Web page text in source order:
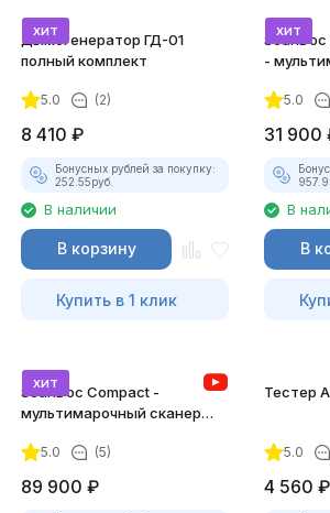
хит
Дымогенератор ГД-01
полный комплект
5.0 (2)
8 410 ₽
Бонусных рублей за покупку:
252.55руб.
В наличии
В корзину
Купить в 1 клик
хит
-
5.0
31 900
В
В
хит
ScanDoc Compact -
мультимарочный сканер
5.0 (5)
89 900 ₽
Тестер
5.0
4 560 ₽